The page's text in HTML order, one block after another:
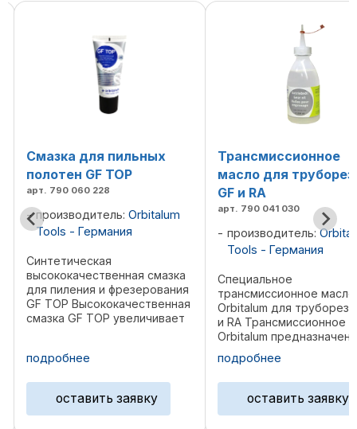
Трансмиссионное
масло для труборезов
GF и RA
арт. 790 041 030
производитель:Orbitalum
Специальное
трансмиссионное масло
Orbitalum для труборезов GF
и RA Трансмиссионное масло
всех типов труборезов GF и
RA, обеспечивая надёжную
работу механизмов и
долговечность
оборудования. Продукт
подробнее
оставить заявку
резцы MFW для
RPG
арт. 790 038 315
производитель:
Tools - Германия
Многофункциональный
инструмент MFW С 2
режущими кромками и
специальным
защитным покрытием.
использоваться со
торцевателями серии
Ваша выгода: Быстрая
инструмента
подробнее
оставить заявку